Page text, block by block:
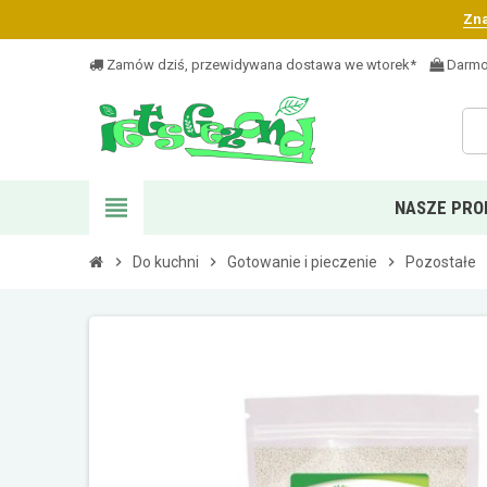
Zamów dziś, przewidywana dostawa we wtorek*
view_headline NASZE
chevron_right Do kuchni chevron_right Gotowanie i pieczenie chevron_right Pozostałe